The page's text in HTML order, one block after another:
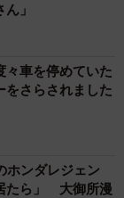
」
々車を停めていた
さらされました
ホンダレジェン
たら」 大御所漫